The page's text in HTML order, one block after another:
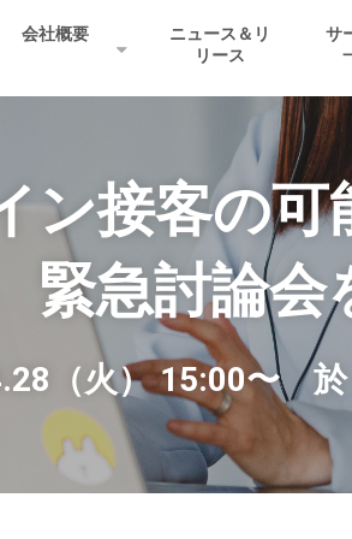
会社概要
ニュース＆リ
リース
サ
ン接客の可
緊急討論会
（火） 15:00〜　